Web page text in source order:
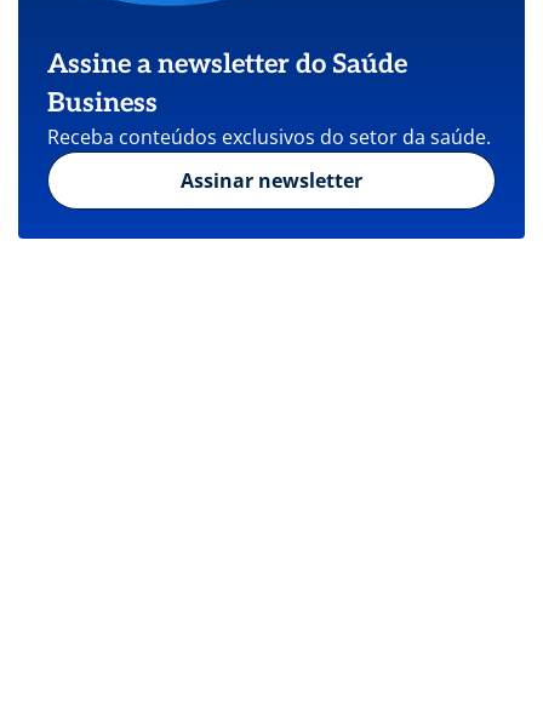
Assine a newsletter do Saúde
Business
Receba conteúdos exclusivos do setor da saúde.
Assinar newsletter